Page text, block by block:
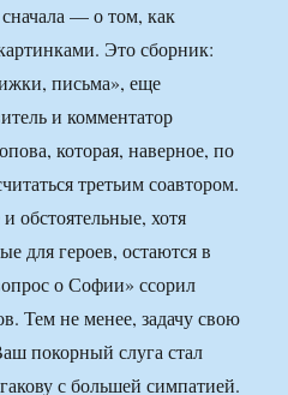
— о том, как
Это сборник:
письма», еще
и комментатор
которая, наверное, по
третьим соавтором.
обстоятельные, хотя
для героев, остаются в
о Софии» ссорил
Тем не менее, задачу свою
покорный слуга стал
с большей симпатией.